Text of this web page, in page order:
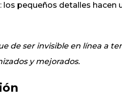
pequeños detalles hacen
de ser invisible en línea a
y mejorados.